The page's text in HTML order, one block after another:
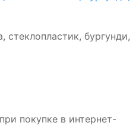
стеклопластик, бургунди,
покупке в интернет-